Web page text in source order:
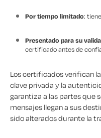
Por tiempo limitado:
Presentado para su
certificado antes de
Los certificados verifican
clave privada y la
garantiza a las partes que
mensajes llegan a sus
sido alterados durante la